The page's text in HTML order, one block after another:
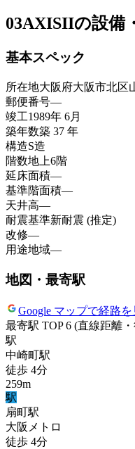
03AXISIIの設備
基本スペック
所在地大阪府大阪市北区
郵便番号—
竣工1989年 6月
築年数築 37 年
構造S造
階数地上6階
延床面積—
基準階面積—
天井高—
耐震基準新耐震 (推定)
改修—
用途地域—
地図・最寄駅
Google マップで経路を
最寄駅 TOP 6 (直線距離
駅
中崎町駅
徒歩 4分
259m
駅
扇町駅
大阪メトロ
徒歩 4分